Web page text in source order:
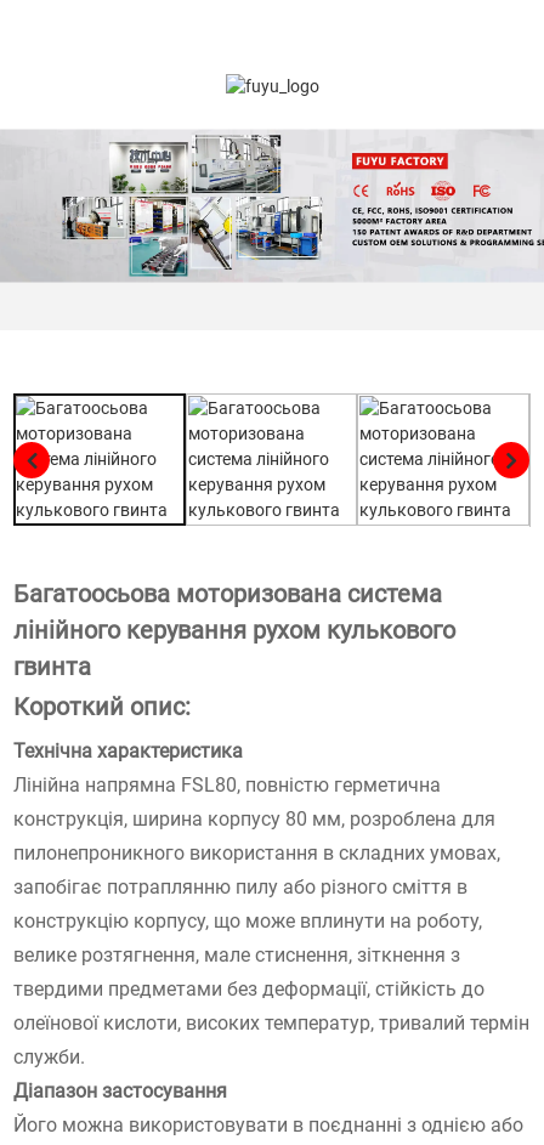
Багатоосьова моторизована система
лінійного керування рухом кулькового
гвинта
Короткий опис:
Технічна характеристика
Лінійна напрямна FSL80, повністю герметична
конструкція, ширина корпусу 80 мм, розроблена для
пилонепроникного використання в складних умовах,
запобігає потраплянню пилу або різного сміття в
конструкцію корпусу, що може вплинути на роботу,
велике розтягнення, мале стиснення, зіткнення з
твердими предметами без деформації, стійкість до
олеїнової кислоти, високих температур, тривалий термін
служби.
Діапазон застосування
Його можна використовувати в поєднанні з однією або